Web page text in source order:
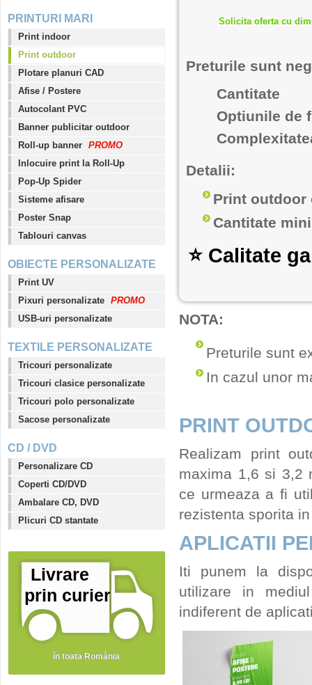
PRINTURI MARI
Print indoor
Print outdoor
Plotare planuri CAD
Afise / Postere
Autocolant PVC
Banner publicitar outdoor
Roll-up banner PROMO
Inlocuire print la Roll-Up
Pop-Up Spider
Sisteme afisare
Poster Snap
Tablouri canvas
OBIECTE PERSONALIZATE
Print UV
Pixuri personalizate PROMO
USB-uri personalizate
TEXTILE PERSONALIZATE
Tricouri personalizate
Tricouri clasice personalizate
Tricouri polo personalizate
Sacose personalizate
CD / DVD
Personalizare CD
Coperti CD/DVD
Ambalare CD, DVD
Plicuri CD stantate
Livrare
prin curier
în toata România
Solicita oferta cu
Preturile sunt
Cantitate
Optiunile de
Detalii:
Print outdoor
Cantitate
⭐ Calitate
NOTA:
Preturile sunt
In cazul unor
PRINT
Realizam print
maxima 1,6 si 3,2
ce urmeaza a fi
rezistenta sporita
APLICATII
Iti punem la
utilizare in
indiferent de